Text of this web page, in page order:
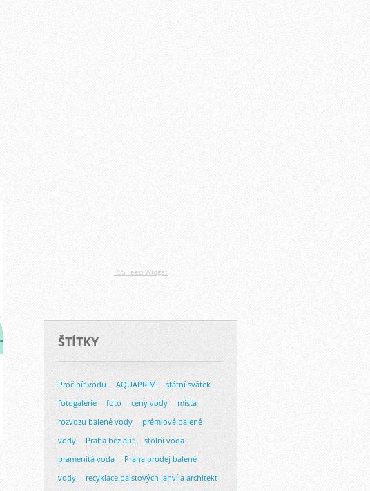
RSS Feed Widget
ŠTÍTKY
Proč pít vodu AQUAPRIM
státní svátek
fotogalerie
foto ceny vody
místa
rozvozu balené vody
prémiové balené
vody
Praha bez aut
stolní voda
pramenitá voda
Praha prodej balené
vody
recyklace palstových lahví a architekt